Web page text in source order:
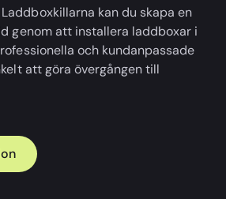
kan du skapa en
genom att installera laddboxar i
och kundanpassade
att göra övergången till